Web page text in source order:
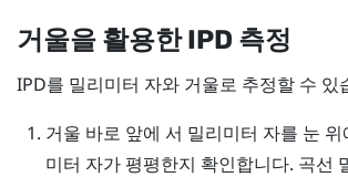
거울을 활용한 IPD 측정
IPD를 밀리미터 자와 거울로 추정할 수 있
거울 바로 앞에 서 밀리미터 자를 눈
미터 자가 평평한지 확인합니다. 곡선